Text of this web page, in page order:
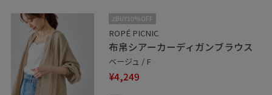
2BUY10%OFF
ROPÉ PICNIC
布帛シアーカーディガンブラウス
ベージュ / F
¥4,249